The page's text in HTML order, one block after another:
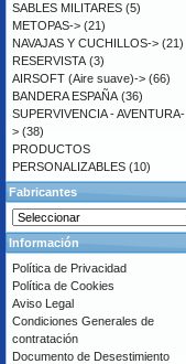
SABLES MILITARES (5)
METOPAS-> (21)
NAVAJAS Y CUCHILLOS-> (21)
RESERVISTA (3)
AIRSOFT (Aire suave)-> (66)
BANDERA ESPAÑA (36)
SUPERVIVENCIA - AVENTURA-
> (38)
PRODUCTOS
PERSONALIZABLES (10)
Fabricantes
Información
Política de Privacidad
Política de Cookies
Aviso Legal
Condiciones Generales de
contratación
Documento de Desestimiento